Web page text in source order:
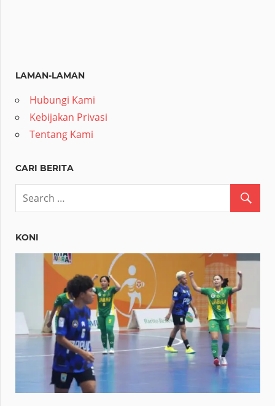
LAMAN-LAMAN
Hubungi Kami
Kebijakan Privasi
Tentang Kami
CARI BERITA
KONI